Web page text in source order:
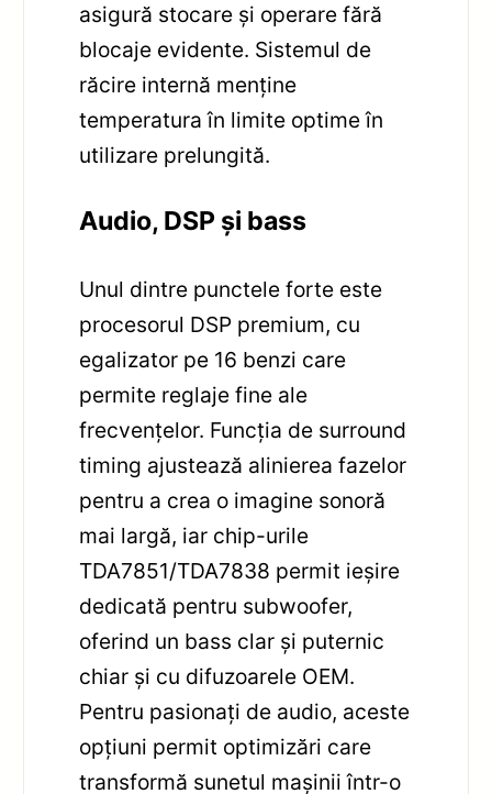
asigură stocare și operare fără
blocaje evidente. Sistemul de
răcire internă menține
temperatura în limite optime în
utilizare prelungită.
Audio, DSP și bass
Unul dintre punctele forte este
procesorul DSP premium, cu
egalizator pe 16 benzi care
permite reglaje fine ale
frecvențelor. Funcția de surround
timing ajustează alinierea fazelor
pentru a crea o imagine sonoră
mai largă, iar chip-urile
TDA7851/TDA7838 permit ieșire
dedicată pentru subwoofer,
oferind un bass clar și puternic
chiar și cu difuzoarele OEM.
Pentru pasionați de audio, aceste
opțiuni permit optimizări care
transformă sunetul mașinii într-o